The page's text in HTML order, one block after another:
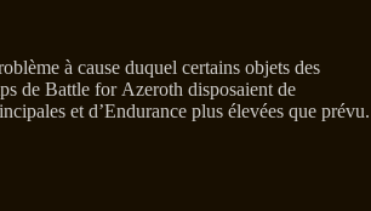
à cause duquel certains objets des
de Battle for Azeroth disposaient de
et d’Endurance plus élevées que prévu.